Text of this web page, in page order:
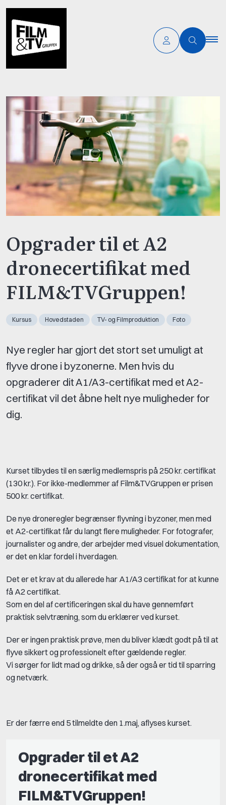
Opgrader til et A2
dronecertifikat med
FILM&TVGruppen!
Kursus Hovedstaden TV- og Filmproduktion Foto
Nye regler har gjort det stort set umuligt at
flyve drone i byzonerne. Men hvis du
opgraderer dit A1/A3-certifikat med et A2-
certifikat vil det åbne helt nye muligheder for
dig.
Kurset tilbydes til en særlig medlemspris på 250 kr. certifikat
(130 kr.). For ikke-medlemmer af Film&TVGruppen er prisen
500 kr. certifikat.
De nye droneregler begrænser flyvning i byzoner, men med
et A2-certifikat får du langt flere muligheder. For fotografer,
journalister og andre, der arbejder med visuel dokumentation,
er det en klar fordel i hverdagen.
Det er et krav at du allerede har A1/A3 certifikat for at kunne
få A2 certifikat.
Som en del af certificeringen skal du have gennemført
praktisk selvtræning, som du erklærer ved kurset.
Der er ingen praktisk prøve, men du bliver klædt godt på til at
flyve sikkert og professionelt efter gældende regler.
Vi sørger for lidt mad og drikke, så der også er tid til sparring
og netværk.
Er der færre end 5 tilmeldte den 1.maj, aflyses kurset.
Opgrader til et A2
dronecertifikat med
FILM&TVGruppen!